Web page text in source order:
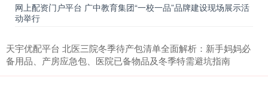
网上配资门户平台 广中教育集团“一校一品”品牌建设现场展示活
动举行
天宇优配平台 北医三院冬季待产包清单全面解析：新手妈妈必
备用品、产房应急包、医院已备物品及冬季特需避坑指南